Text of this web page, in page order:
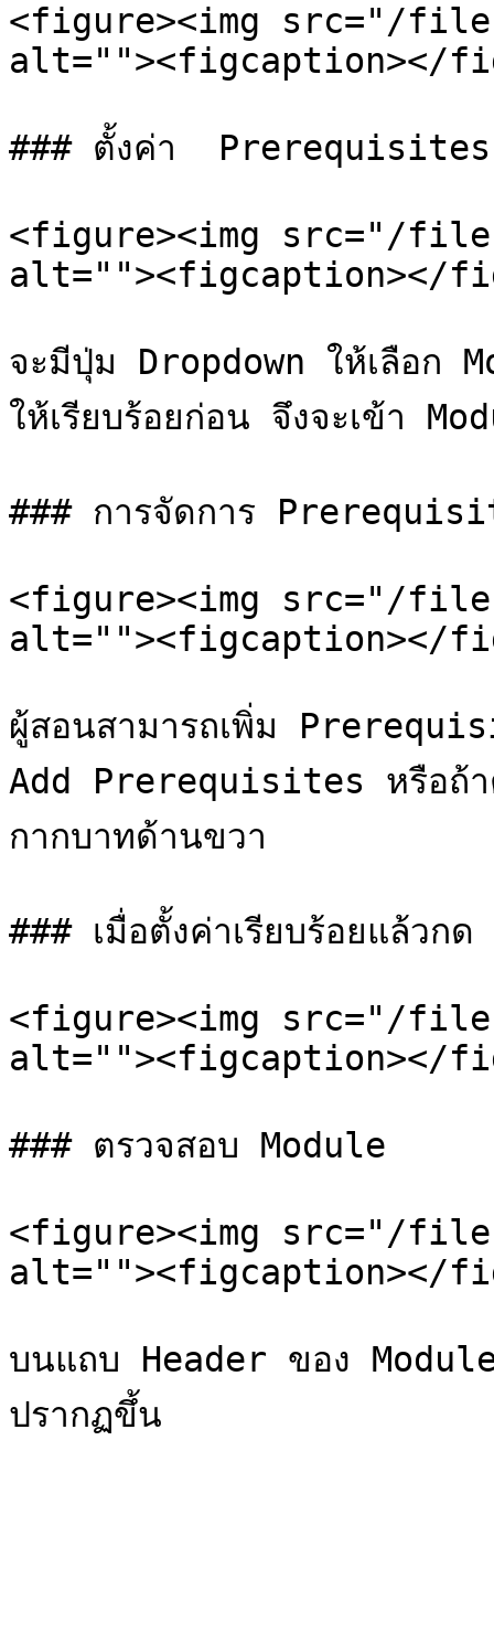
<figure><img src="/files/
alt=""><figcaption></
### ตั้งค่า  Prerequisites
<figure><img src="/files/
alt=""><figcaption></
จะมีปุ่ม Dropdown ให้เลือก
ให้เรียบร้อยก่อน จึงจะเข้า
### การจัดการ
<figure><img src="/files/
alt=""><figcaption></
ผู้สอนสามารถเพิ่ม
Add Prerequisites หรือถ้า
กากบาทด้านขวา
### เมื่อตั้งค่าเรียบร้อยแล้วก
<figure><img src="/files/
alt=""><figcaption></
### ตรวจสอบ Module
<figure><img src="/files/
alt=""><figcaption></
บนแถบ Header ของ